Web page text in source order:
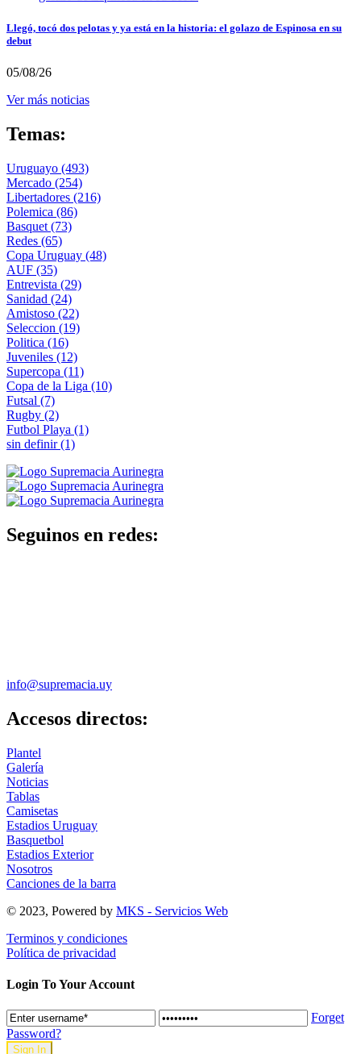
Llegó, tocó dos pelotas y ya está en la historia: el golazo de Espinosa en su
debut
05/08/26
Ver más noticias
Temas:
Uruguayo (493)
Mercado (254)
Libertadores (216)
Polemica (86)
Basquet (73)
Redes (65)
Copa Uruguay (48)
AUF (35)
Entrevista (29)
Sanidad (24)
Amistoso (22)
Seleccion (19)
Politica (16)
Juveniles (12)
Supercopa (11)
Copa de la Liga (10)
Futsal (7)
Rugby (2)
Futbol Playa (1)
sin definir(1)
Seguinos en redes:
info@supremacia.uy
Accesos directos:
Plantel
Galería
Noticias
Tablas
Camisetas
Estadios Uruguay
Basquetbol
Estadios Exterior
Nosotros
Canciones de la barra
© 2023, Powered by MKS - Servicios Web
Terminos y condiciones
Política de privacidad
Login To Your Account
Forget
Password?